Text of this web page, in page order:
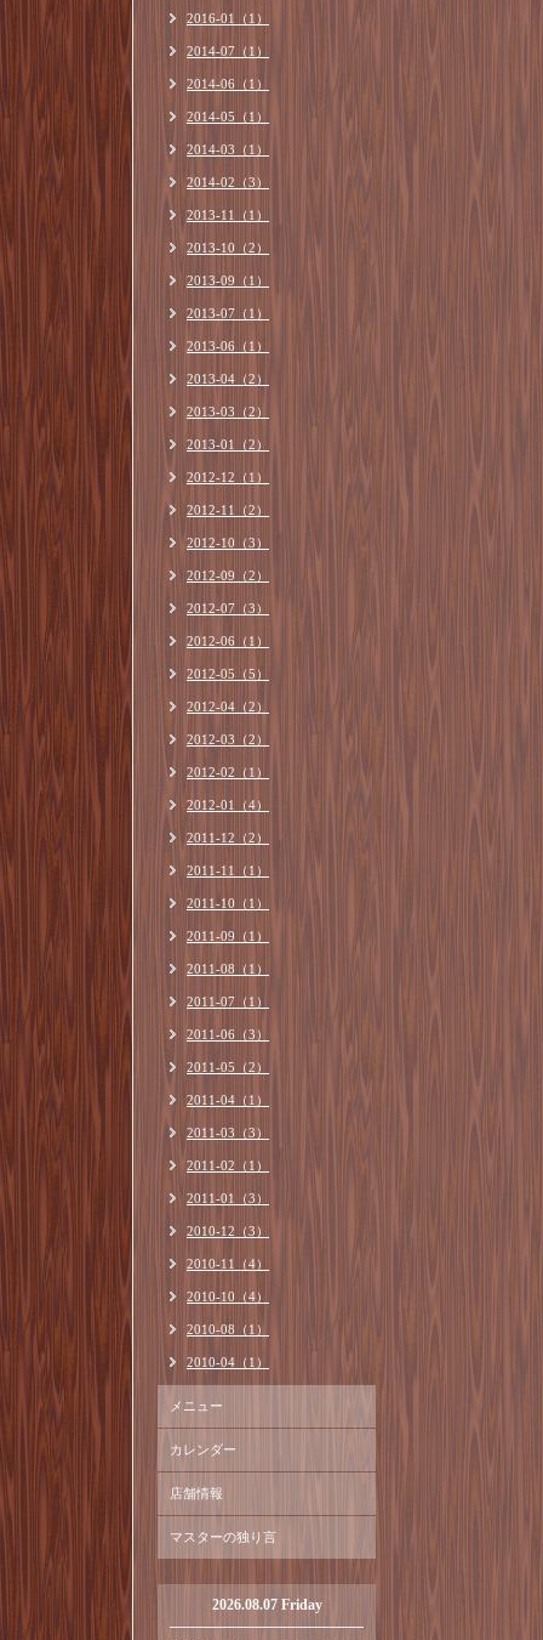
2016-01（1）
2014-07（1）
2014-06（1）
2014-05（1）
2014-03（1）
2014-02（3）
2013-11（1）
2013-10（2）
2013-09（1）
2013-07（1）
2013-06（1）
2013-04（2）
2013-03（2）
2013-01（2）
2012-12（1）
2012-11（2）
2012-10（3）
2012-09（2）
2012-07（3）
2012-06（1）
2012-05（5）
2012-04（2）
2012-03（2）
2012-02（1）
2012-01（4）
2011-12（2）
2011-11（1）
2011-10（1）
2011-09（1）
2011-08（1）
2011-07（1）
2011-06（3）
2011-05（2）
2011-04（1）
2011-03（3）
2011-02（1）
2011-01（3）
2010-12（3）
2010-11（4）
2010-10（4）
2010-08（1）
2010-04（1）
メニュー
カレンダー
店舗情報
マスターの独り言
2026.08.07 Friday